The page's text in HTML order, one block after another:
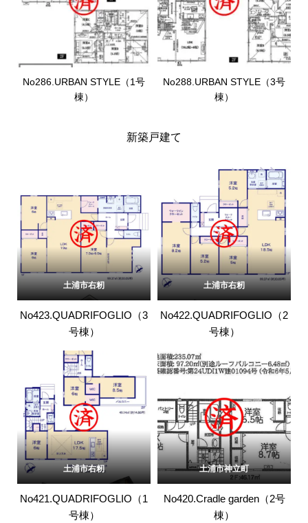
No286.URBAN STYLE（1号
棟）
No288.URBAN STYLE（3号
棟）
新築戸建て
土浦市右籾
No423.QUADRIFOGLIO（3
号棟）
土浦市右籾
No422.QUADRIFOGLIO（2
号棟）
土浦市右籾
No421.QUADRIFOGLIO（1
号棟）
土浦市神立町
No420.Cradle garden（2号
棟）